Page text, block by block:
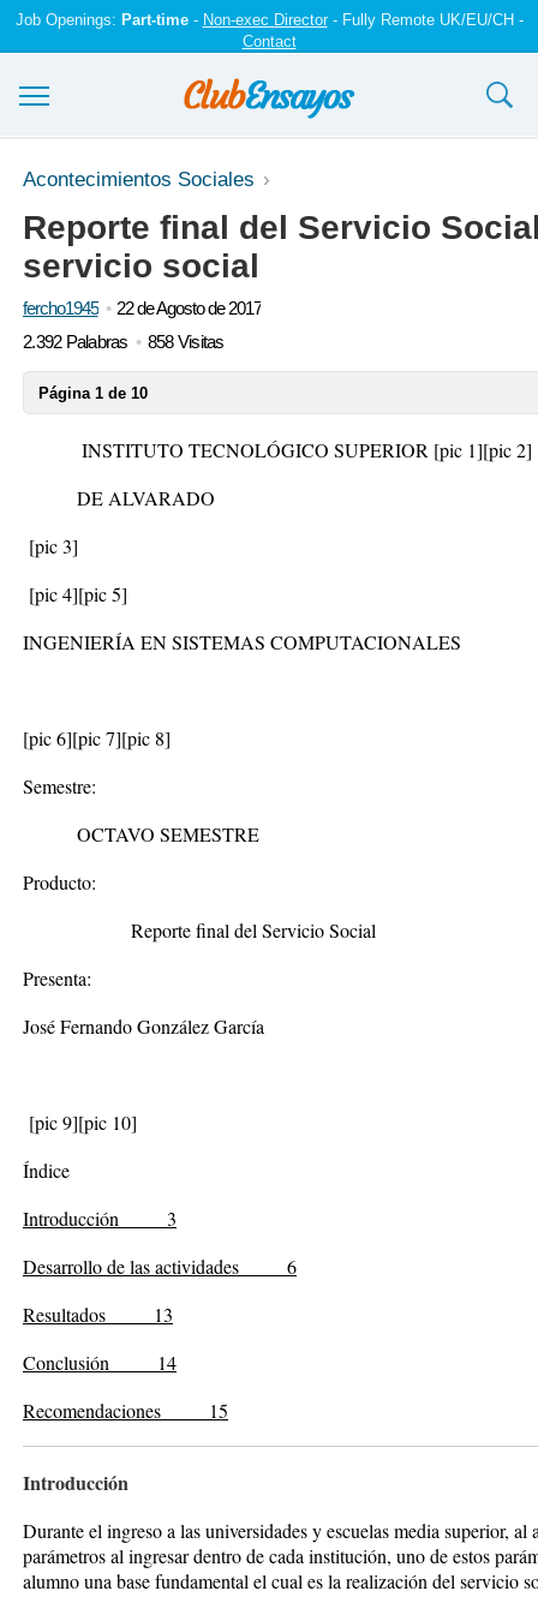
Job Openings: Part-time- Non-exec Director- Fully Remote UK/EU/CH -
Contact
Ensayos y trabajos
Registrarse
Iniciar sesión
Acontecimientos Sociales
Reporte final del Servicio
servicio social
fercho1945
22 de Agosto de 2017
2.392 Palabras
858 Visitas
Página 1 de 10
INSTITUTO TECNOLÓGICO SUPERIOR [pic 1][pic 2]
DE ALVARADO
[pic 3]
[pic 4][pic 5]
INGENIERÍA EN SISTEMAS COMPUTACIONALES
[pic 6][pic 7][pic 8]
Semestre:
OCTAVO SEMESTRE
Producto:
Reporte final del Servicio Social
Presenta:
José Fernando González García
[pic 9][pic 10]
Índice
Introducción 3
Desarrollo de las actividades 6
Resultados 13
Conclusión 14
Recomendaciones 15
Introducción
Durante el ingreso a las universidades y escuelas media superior, al
parámetros al ingresar dentro de cada institución, uno de estos
alumno una base fundamental el cual es la realización del servicio